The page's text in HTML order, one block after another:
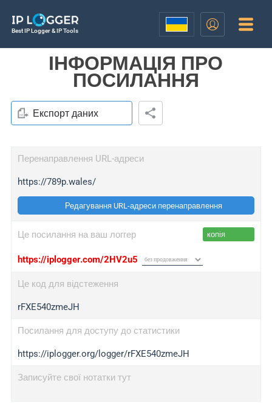
Best IP Logger & IP Tools
ІНФОРМАЦІЯ ПРО
ПОСИЛАННЯ
Експорт даних
Перенаправлення URL-адреси
https://789p.wales/
Редагування URL-адреси перенаправлення
Це посилання на ваш логгер копія
https://iplogger.com/2HV2u5
Це код для відстеження
rFXE540zmeJH
Посилання для доступу до статистики
https://iplogger.org/logger/rFXE540zmeJH
Записуйте свої нотатки тут